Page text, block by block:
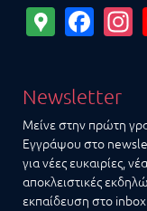
Google
Maps
Newsletter
Μείνε στην πρώτη
Εγγράψου στο
για νέες ευκαιρίες,
αποκλειστικές
εκπαίδευση στο